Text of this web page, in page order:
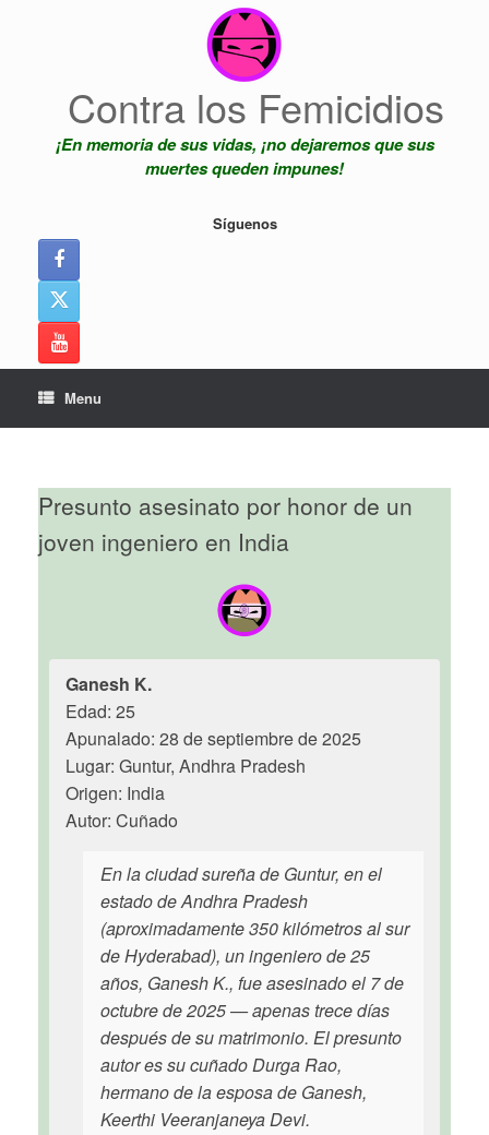
Contra los Femicidios
¡En memoria de sus vidas, ¡no dejaremos que sus
muertes queden impunes!
Síguenos
Menu
Presunto asesinato por honor de un
joven ingeniero en India
Ganesh K.
Edad: 25
Apunalado: 28 de septiembre de 2025
Lugar: Guntur, Andhra Pradesh
Origen: India
Autor: Cuñado
En la ciudad sureña de Guntur, en el
estado de Andhra Pradesh
(aproximadamente 350 kilómetros al sur
de Hyderabad), un ingeniero de 25
años, Ganesh K., fue asesinado el 7 de
octubre de 2025 — apenas trece días
después de su matrimonio. El presunto
autor es su cuñado Durga Rao,
hermano de la esposa de Ganesh,
Keerthi Veeranjaneya Devi.